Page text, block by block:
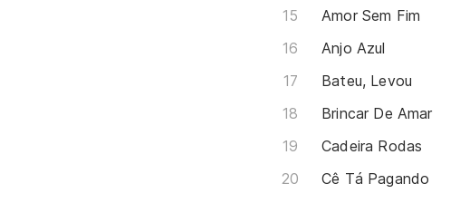
Amor Sem Fim
Anjo Azul
Bateu, Levou
Brincar De Amar
Cadeira Rodas
Cê Tá Pagando